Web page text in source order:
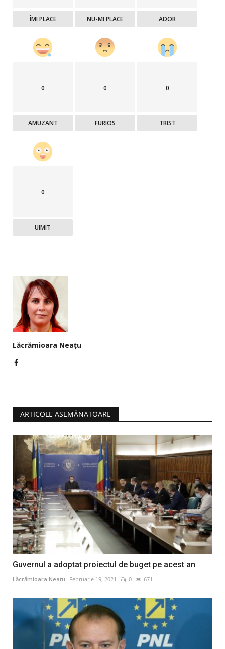
ÎMI PLACE NU-MI PLACE ADOR
0
AMUZANT
0
FURIOS
0
TRIST
0
UIMIT
Lăcrămioara Neațu
ARTICOLE ASEMĂNATOARE
Guvernul a adoptat proiectul de buget pe acest an
Lăcrămioara Neațu Februarie 19, 2021 0 671